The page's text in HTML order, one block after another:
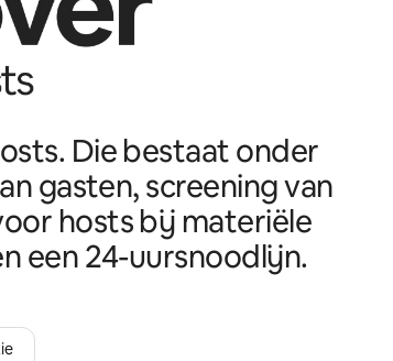
Die bestaat onder
gasten, screening van
hosts bij materiële
een 24-uursnoodlijn.